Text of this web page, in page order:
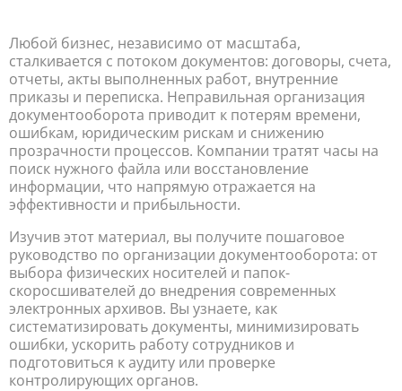
Любой бизнес, независимо от масштаба,
сталкивается с потоком документов: договоры, счета,
отчеты, акты выполненных работ, внутренние
приказы и переписка. Неправильная организация
документооборота приводит к потерям времени,
ошибкам, юридическим рискам и снижению
прозрачности процессов. Компании тратят часы на
поиск нужного файла или восстановление
информации, что напрямую отражается на
эффективности и прибыльности.
Изучив этот материал, вы получите пошаговое
руководство по организации документооборота: от
выбора физических носителей и папок-
скоросшивателей до внедрения современных
электронных архивов. Вы узнаете, как
систематизировать документы, минимизировать
ошибки, ускорить работу сотрудников и
подготовиться к аудиту или проверке
контролирующих органов.